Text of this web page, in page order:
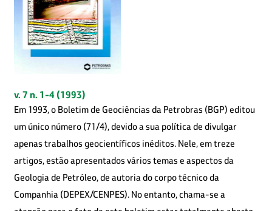
v. 7 n. 1-4 (1993)
Em 1993, o Boletim de Geociências da Petrobras (BGP) editou
um único número (71/4), devido a sua política de divulgar
apenas trabalhos geocientíficos inéditos. Nele, em treze
artigos, estão apresentados vários temas e aspectos da
Geologia de Petróleo, de autoria do corpo técnico da
Companhia (DEPEX/CENPES). No entanto, chama-se a